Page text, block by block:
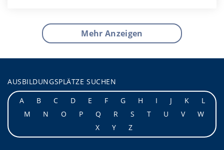
Mehr Anzeigen
AUSBILDUNGSPLÄTZE SUCHEN
A
B C D E F G H I J K
L
M
N O P Q R S T U V
W
X
Y Z